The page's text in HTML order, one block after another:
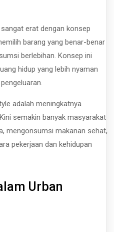
erat dengan konsep
barang yang benar-benar
berlebihan. Konsep ini
hidup yang lebih nyaman
adalah meningkatnya
semakin banyak masyarakat
mengonsumsi makanan sehat,
pekerjaan dan kehidupan
Urban